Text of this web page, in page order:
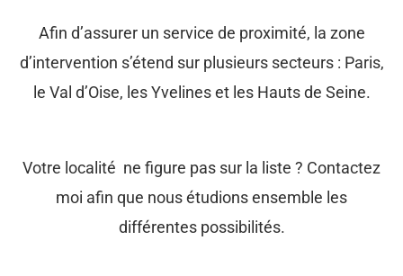
Afin d’assurer un service de proximité, la zone
d’intervention s’étend sur plusieurs secteurs : Paris,
le Val d’Oise, les Yvelines et les Hauts de Seine.
Votre localité ne figure pas sur la liste ? Contactez
moi afin que nous étudions ensemble les
différentes possibilités.